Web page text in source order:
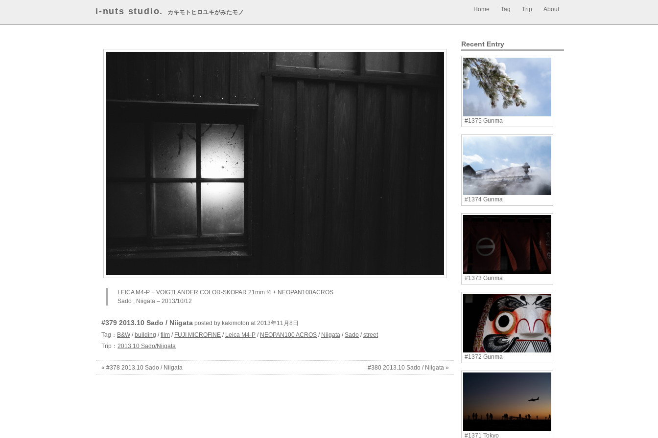
i-nuts studio. カキモトヒロユキがみたモノ Home Tag Trip About
LEICA M4-P + VOIGTLANDER COLOR-SKOPAR 21mm f4 + NEOPAN100ACROS
Sado , Niigata – 2013/10/12
#379 2013.10 Sado / Niigata posted by kakimoton at 2013年11月8日
Tag： B&W / building /film / FUJI MICROFINE / Leica M4-P / NEOPAN100 ACROS / Niigata /Sado /street
Trip： 2013.10 Sado/Niigata
« #378 2013.10 Sado / Niigata #380 2013.10 Sado / Niigata »
Recent Entry
#1375 Gunma
#1374 Gunma
#1373 Gunma
#1372 Gunma
#1371 Tokyo